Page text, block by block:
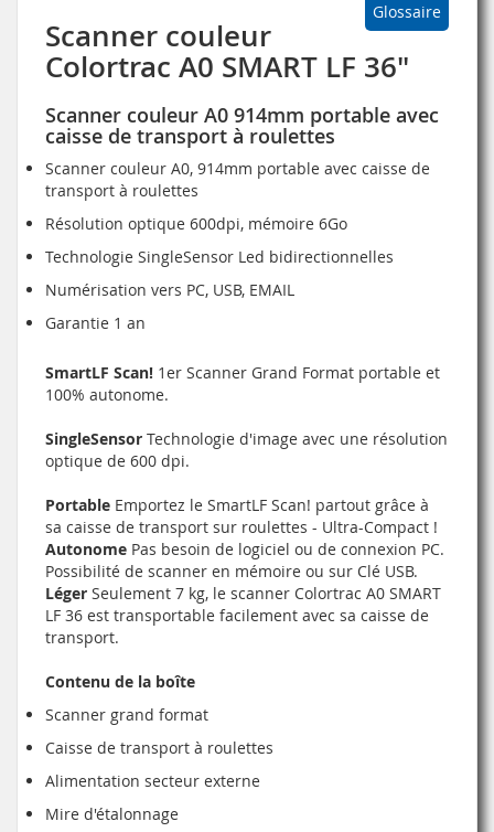
Glossaire
Scanner couleur
Colortrac A0 SMART LF 36"
Scanner couleur A0 914mm portable avec
caisse de transport à roulettes
Scanner couleur A0, 914mm portable avec caisse de
transport à roulettes
Résolution optique 600dpi, mémoire 6Go
Technologie SingleSensor Led bidirectionnelles
Numérisation vers PC, USB, EMAIL
Garantie 1 an
SmartLF Scan! 1er Scanner Grand Format portable et
100% autonome.
SingleSensor Technologie d'image avec une résolution
optique de 600 dpi.
Portable Emportez le SmartLF Scan! partout grâce à
sa caisse de transport sur roulettes - Ultra-Compact !
Autonome Pas besoin de logiciel ou de connexion PC.
Possibilité de scanner en mémoire ou sur Clé USB.
Léger Seulement 7 kg, le scanner Colortrac A0 SMART
LF 36 est transportable facilement avec sa caisse de
transport.
Contenu de la boîte
Scanner grand format
Caisse de transport à roulettes
Alimentation secteur externe
Mire d'étalonnage